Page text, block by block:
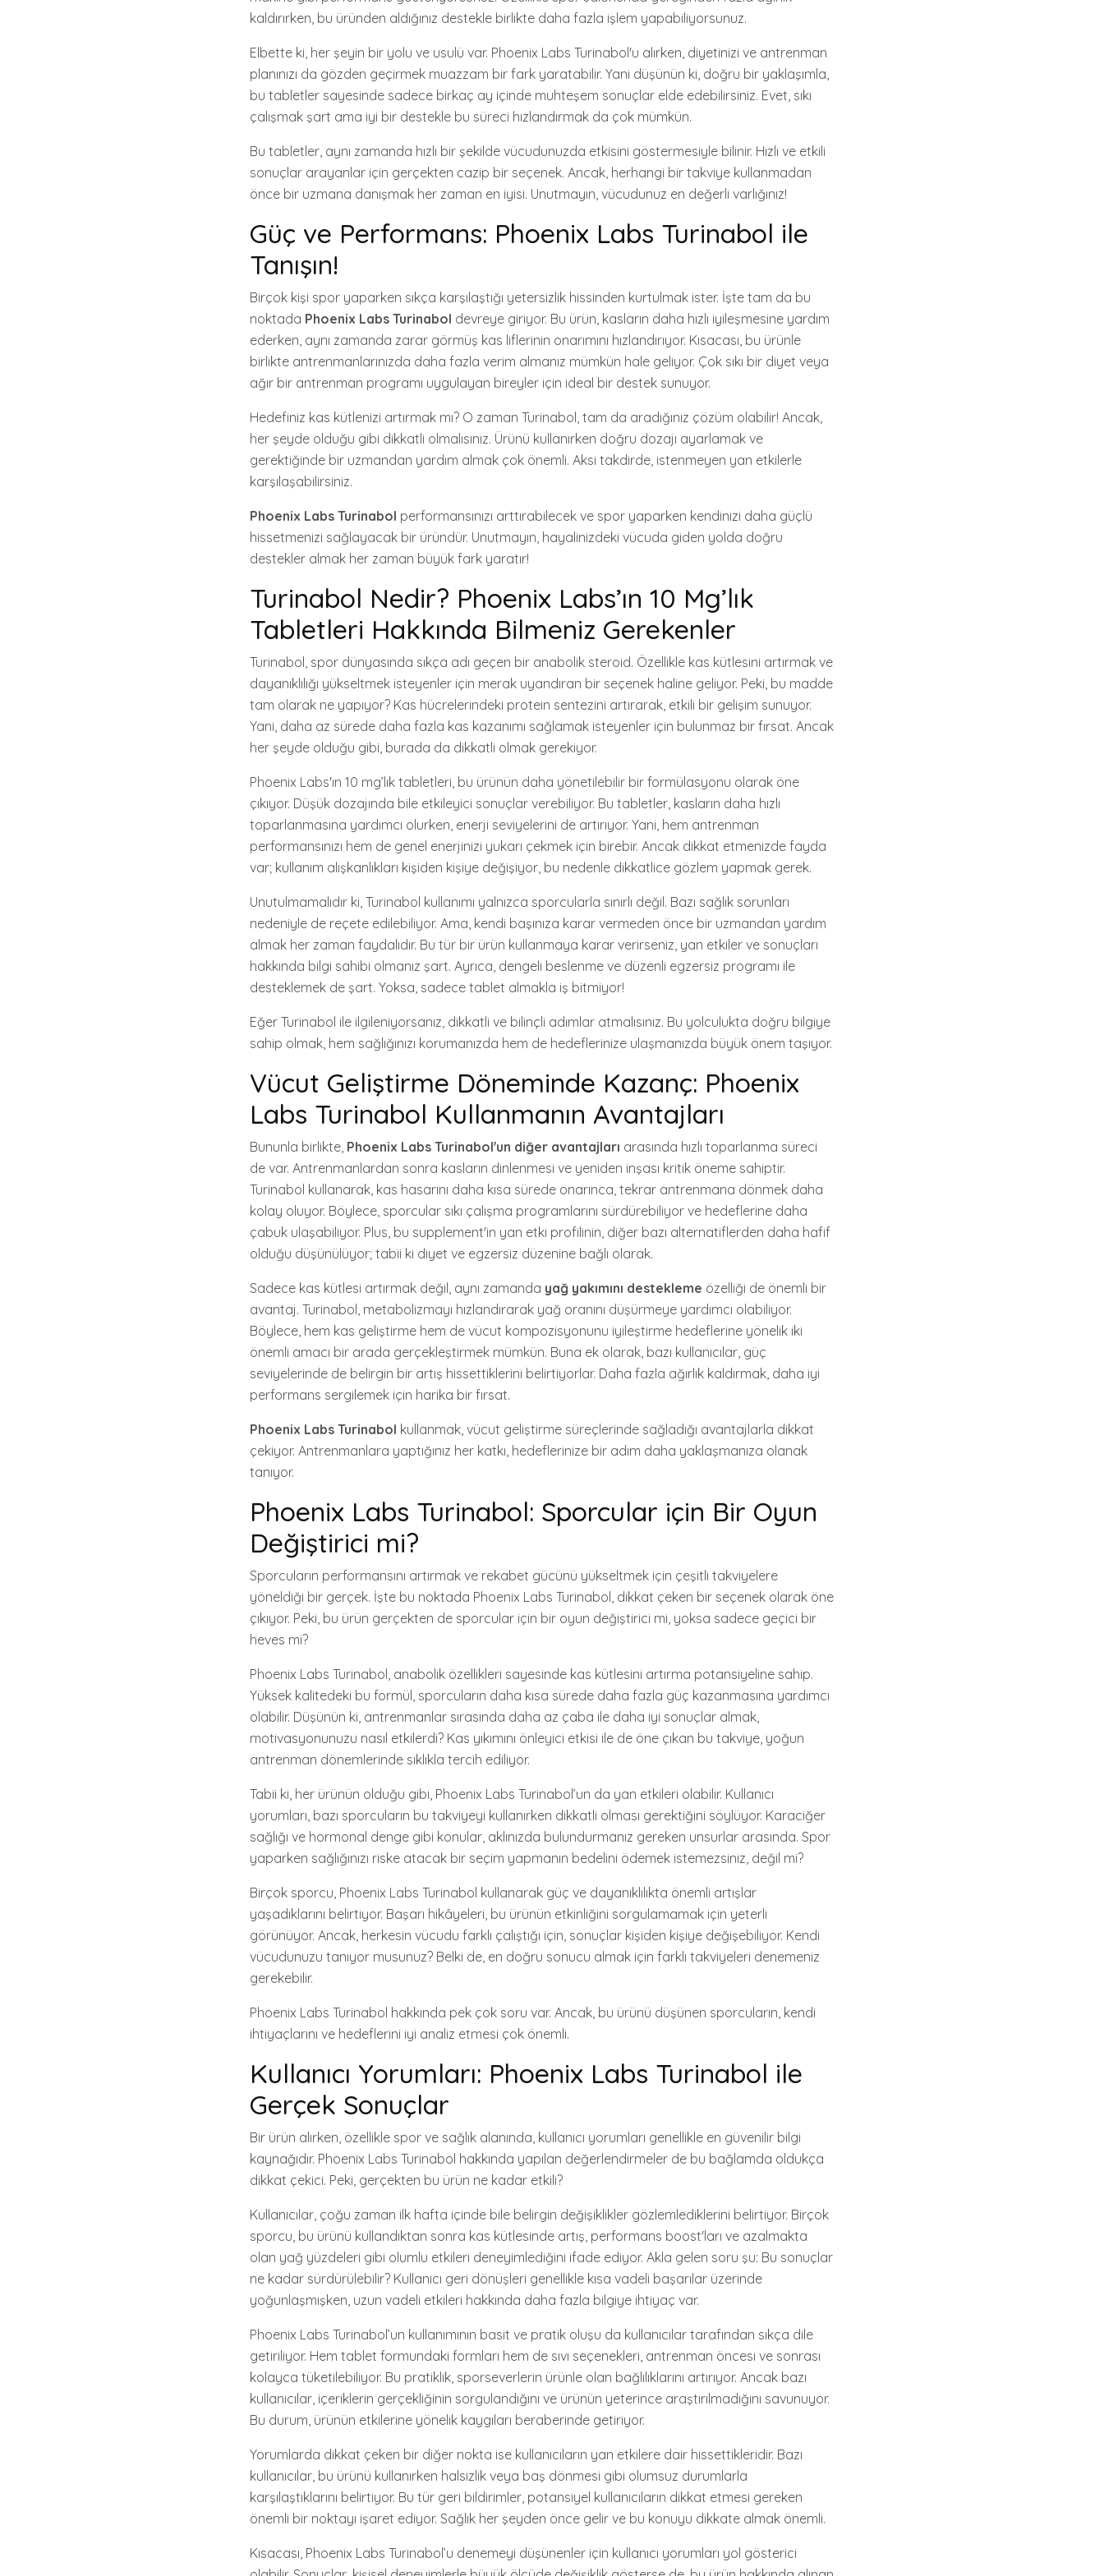
kaldırırken, bu üründen aldığınız destekle birlikte daha fazla işlem yapabiliyorsunuz.
Elbette ki, her şeyin bir yolu ve usulü var. Phoenix Labs Turinabol'u alırken, diyetinizi ve antrenman
planınızı da gözden geçirmek muazzam bir fark yaratabilir. Yani düşünün ki, doğru bir yaklaşımla,
bu tabletler sayesinde sadece birkaç ay içinde muhteşem sonuçlar elde edebilirsiniz. Evet, sıkı
çalışmak şart ama iyi bir destekle bu süreci hızlandırmak da çok mümkün.
Bu tabletler, aynı zamanda hızlı bir şekilde vücudunuzda etkisini göstermesiyle bilinir. Hızlı ve etkili
sonuçlar arayanlar için gerçekten cazip bir seçenek. Ancak, herhangi bir takviye kullanmadan
önce bir uzmana danışmak her zaman en iyisi. Unutmayın, vücudunuz en değerli varlığınız!
Güç ve Performans: Phoenix Labs Turinabol ile
Tanışın!
Birçok kişi spor yaparken sıkça karşılaştığı yetersizlik hissinden kurtulmak ister. İşte tam da bu
noktada Phoenix Labs Turinabol devreye giriyor. Bu ürün, kasların daha hızlı iyileşmesine yardım
ederken, aynı zamanda zarar görmüş kas liflerinin onarımını hızlandırıyor. Kısacası, bu ürünle
birlikte antrenmanlarınızda daha fazla verim almanız mümkün hale geliyor. Çok sıkı bir diyet veya
ağır bir antrenman programı uygulayan bireyler için ideal bir destek sunuyor.
Hedefiniz kas kütlenizi artırmak mı? O zaman Turinabol, tam da aradığınız çözüm olabilir! Ancak,
her şeyde olduğu gibi dikkatli olmalısınız. Ürünü kullanırken doğru dozajı ayarlamak ve
gerektiğinde bir uzmandan yardım almak çok önemli. Aksi takdirde, istenmeyen yan etkilerle
karşılaşabilirsiniz.
Phoenix Labs Turinabol performansınızı arttırabilecek ve spor yaparken kendinizi daha güçlü
hissetmenizi sağlayacak bir üründür. Unutmayın, hayalinizdeki vücuda giden yolda doğru
destekler almak her zaman büyük fark yaratır!
Turinabol Nedir? Phoenix Labs’ın 10 Mg’lık
Tabletleri Hakkında Bilmeniz Gerekenler
Turinabol, spor dünyasında sıkça adı geçen bir anabolik steroid. Özellikle kas kütlesini artırmak ve
dayanıklılığı yükseltmek isteyenler için merak uyandıran bir seçenek haline geliyor. Peki, bu madde
tam olarak ne yapıyor? Kas hücrelerindeki protein sentezini artırarak, etkili bir gelişim sunuyor.
Yani, daha az sürede daha fazla kas kazanımı sağlamak isteyenler için bulunmaz bir fırsat. Ancak
her şeyde olduğu gibi, burada da dikkatli olmak gerekiyor.
Phoenix Labs'ın 10 mg’lık tabletleri, bu ürünün daha yönetilebilir bir formülasyonu olarak öne
çıkıyor. Düşük dozajında bile etkileyici sonuçlar verebiliyor. Bu tabletler, kasların daha hızlı
toparlanmasına yardımcı olurken, enerji seviyelerini de artırıyor. Yani, hem antrenman
performansınızı hem de genel enerjinizi yukarı çekmek için birebir. Ancak dikkat etmenizde fayda
var; kullanım alışkanlıkları kişiden kişiye değişiyor, bu nedenle dikkatlice gözlem yapmak gerek.
Unutulmamalıdır ki, Turinabol kullanımı yalnızca sporcularla sınırlı değil. Bazı sağlık sorunları
nedeniyle de reçete edilebiliyor. Ama, kendi başınıza karar vermeden önce bir uzmandan yardım
almak her zaman faydalıdır. Bu tür bir ürün kullanmaya karar verirseniz, yan etkiler ve sonuçları
hakkında bilgi sahibi olmanız şart. Ayrıca, dengeli beslenme ve düzenli egzersiz programı ile
desteklemek de şart. Yoksa, sadece tablet almakla iş bitmiyor!
Eğer Turinabol ile ilgileniyorsanız, dikkatli ve bilinçli adımlar atmalısınız. Bu yolculukta doğru bilgiye
sahip olmak, hem sağlığınızı korumanızda hem de hedeflerinize ulaşmanızda büyük önem taşıyor.
Vücut Geliştirme Döneminde Kazanç: Phoenix
Labs Turinabol Kullanmanın Avantajları
Bununla birlikte, Phoenix Labs Turinabol'un diğer avantajları arasında hızlı toparlanma süreci
de var. Antrenmanlardan sonra kasların dinlenmesi ve yeniden inşası kritik öneme sahiptir.
Turinabol kullanarak, kas hasarını daha kısa sürede onarınca, tekrar antrenmana dönmek daha
kolay oluyor. Böylece, sporcular sıkı çalışma programlarını sürdürebiliyor ve hedeflerine daha
çabuk ulaşabiliyor. Plus, bu supplement'in yan etki profilinin, diğer bazı alternatiflerden daha hafif
olduğu düşünülüyor; tabii ki diyet ve egzersiz düzenine bağlı olarak.
Sadece kas kütlesi artırmak değil, aynı zamanda yağ yakımını destekleme özelliği de önemli bir
avantaj. Turinabol, metabolizmayı hızlandırarak yağ oranını düşürmeye yardımcı olabiliyor.
Böylece, hem kas geliştirme hem de vücut kompozisyonunu iyileştirme hedeflerine yönelik iki
önemli amacı bir arada gerçekleştirmek mümkün. Buna ek olarak, bazı kullanıcılar, güç
seviyelerinde de belirgin bir artış hissettiklerini belirtiyorlar. Daha fazla ağırlık kaldırmak, daha iyi
performans sergilemek için harika bir fırsat.
Phoenix Labs Turinabol kullanmak, vücut geliştirme süreçlerinde sağladığı avantajlarla dikkat
çekiyor. Antrenmanlara yaptığınız her katkı, hedeflerinize bir adım daha yaklaşmanıza olanak
tanıyor.
Phoenix Labs Turinabol: Sporcular için Bir Oyun
Değiştirici mi?
Sporcuların performansını artırmak ve rekabet gücünü yükseltmek için çeşitli takviyelere
yöneldiği bir gerçek. İşte bu noktada Phoenix Labs Turinabol, dikkat çeken bir seçenek olarak öne
çıkıyor. Peki, bu ürün gerçekten de sporcular için bir oyun değiştirici mi, yoksa sadece geçici bir
heves mi?
Phoenix Labs Turinabol, anabolik özellikleri sayesinde kas kütlesini artırma potansiyeline sahip.
Yüksek kalitedeki bu formül, sporcuların daha kısa sürede daha fazla güç kazanmasına yardımcı
olabilir. Düşünün ki, antrenmanlar sırasında daha az çaba ile daha iyi sonuçlar almak,
motivasyonunuzu nasıl etkilerdi? Kas yıkımını önleyici etkisi ile de öne çıkan bu takviye, yoğun
antrenman dönemlerinde sıklıkla tercih ediliyor.
Tabii ki, her ürünün olduğu gibi, Phoenix Labs Turinabol’un da yan etkileri olabilir. Kullanıcı
yorumları, bazı sporcuların bu takviyeyi kullanırken dikkatli olması gerektiğini söylüyor. Karaciğer
sağlığı ve hormonal denge gibi konular, aklınızda bulundurmanız gereken unsurlar arasında. Spor
yaparken sağlığınızı riske atacak bir seçim yapmanın bedelini ödemek istemezsiniz, değil mi?
Birçok sporcu, Phoenix Labs Turinabol kullanarak güç ve dayanıklılıkta önemli artışlar
yaşadıklarını belirtiyor. Başarı hikâyeleri, bu ürünün etkinliğini sorgulamamak için yeterli
görünüyor. Ancak, herkesin vücudu farklı çalıştığı için, sonuçlar kişiden kişiye değişebiliyor. Kendi
vücudunuzu tanıyor musunuz? Belki de, en doğru sonucu almak için farklı takviyeleri denemeniz
gerekebilir.
Phoenix Labs Turinabol hakkında pek çok soru var. Ancak, bu ürünü düşünen sporcuların, kendi
ihtiyaçlarını ve hedeflerini iyi analiz etmesi çok önemli.
Kullanıcı Yorumları: Phoenix Labs Turinabol ile
Gerçek Sonuçlar
Bir ürün alırken, özellikle spor ve sağlık alanında, kullanıcı yorumları genellikle en güvenilir bilgi
kaynağıdır. Phoenix Labs Turinabol hakkında yapılan değerlendirmeler de bu bağlamda oldukça
dikkat çekici. Peki, gerçekten bu ürün ne kadar etkili?
Kullanıcılar, çoğu zaman ilk hafta içinde bile belirgin değişiklikler gözlemlediklerini belirtiyor. Birçok
sporcu, bu ürünü kullandıktan sonra kas kütlesinde artış, performans boost'ları ve azalmakta
olan yağ yüzdeleri gibi olumlu etkileri deneyimlediğini ifade ediyor. Akla gelen soru şu: Bu sonuçlar
ne kadar sürdürülebilir? Kullanıcı geri dönüşleri genellikle kısa vadeli başarılar üzerinde
yoğunlaşmışken, uzun vadeli etkileri hakkında daha fazla bilgiye ihtiyaç var.
Phoenix Labs Turinabol’un kullanımının basit ve pratik oluşu da kullanıcılar tarafından sıkça dile
getiriliyor. Hem tablet formundaki formları hem de sıvı seçenekleri, antrenman öncesi ve sonrası
kolayca tüketilebiliyor. Bu pratiklik, sporseverlerin ürünle olan bağlılıklarını artırıyor. Ancak bazı
kullanıcılar, içeriklerin gerçekliğinin sorgulandığını ve ürünün yeterince araştırılmadığını savunuyor.
Bu durum, ürünün etkilerine yönelik kaygıları beraberinde getiriyor.
Yorumlarda dikkat çeken bir diğer nokta ise kullanıcıların yan etkilere dair hissettikleridir. Bazı
kullanıcılar, bu ürünü kullanırken halsizlik veya baş dönmesi gibi olumsuz durumlarla
karşılaştıklarını belirtiyor. Bu tür geri bildirimler, potansiyel kullanıcıların dikkat etmesi gereken
önemli bir noktayı işaret ediyor. Sağlık her şeyden önce gelir ve bu konuyu dikkate almak önemli.
Kısacası, Phoenix Labs Turinabol’u denemeyi düşünenler için kullanıcı yorumları yol gösterici